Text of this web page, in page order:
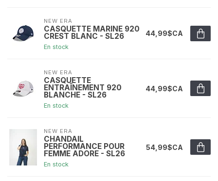
NEW ERA
CASQUETTE MARINE 920
CREST BLANC - SL26
En stock
44,99$CA
NEW ERA
CASQUETTE
ENTRAÎNEMENT 920
BLANCHE - SL26
En stock
44,99$CA
NEW ERA
CHANDAIL
PERFORMANCE POUR
FEMME ADORE - SL26
En stock
54,99$CA